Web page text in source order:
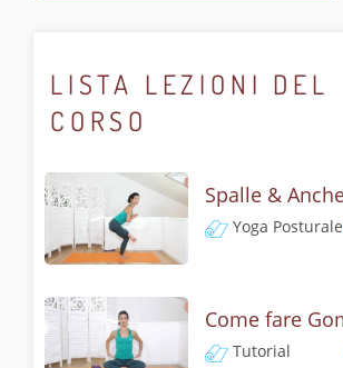
LISTA LEZIONI DEL
CORSO
Yoga Posturale
Tutorial